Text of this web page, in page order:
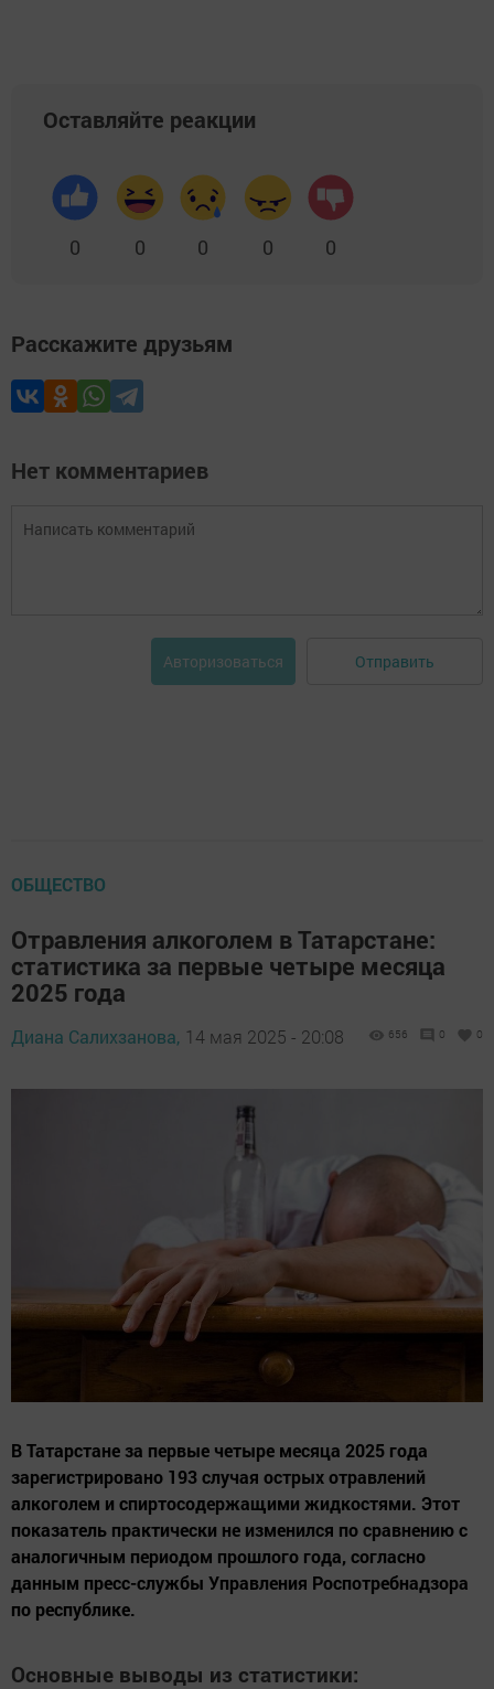
Оставляйте реакции
0 0 0 0 0
Расскажите друзьям
Нет комментариев
Авторизоваться Отправить
ОБЩЕСТВО
Отравления алкоголем в Татарстане:
статистика за первые четыре месяца
2025 года
Диана Салихзанова, 14 мая 2025 - 20:08 656 0 0
В Татарстане за первые четыре месяца 2025 года
зарегистрировано 193 случая острых отравлений
алкоголем и спиртосодержащими жидкостями. Этот
показатель практически не изменился по сравнению с
аналогичным периодом прошлого года, согласно
данным пресс-службы Управления Роспотребнадзора
по республике.
Основные выводы из статистики: